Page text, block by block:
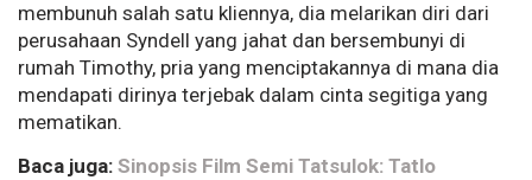
membunuh salah satu kliennya, dia melarikan diri dari
perusahaan Syndell yang jahat dan bersembunyi di
rumah Timothy, pria yang menciptakannya di mana dia
mendapati dirinya terjebak dalam cinta segitiga yang
mematikan.
Baca juga: Sinopsis Film Semi Tatsulok: Tatlo